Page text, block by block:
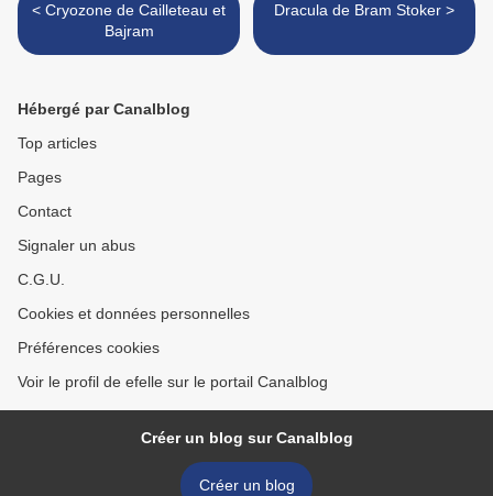
< Cryozone de Cailleteau et
Bajram
Dracula de Bram Stoker >
Hébergé par Canalblog
Top articles
Pages
Contact
Signaler un abus
C.G.U.
Cookies et données personnelles
Préférences cookies
Voir le profil de efelle sur le portail Canalblog
Créer un blog sur Canalblog
Créer un blog